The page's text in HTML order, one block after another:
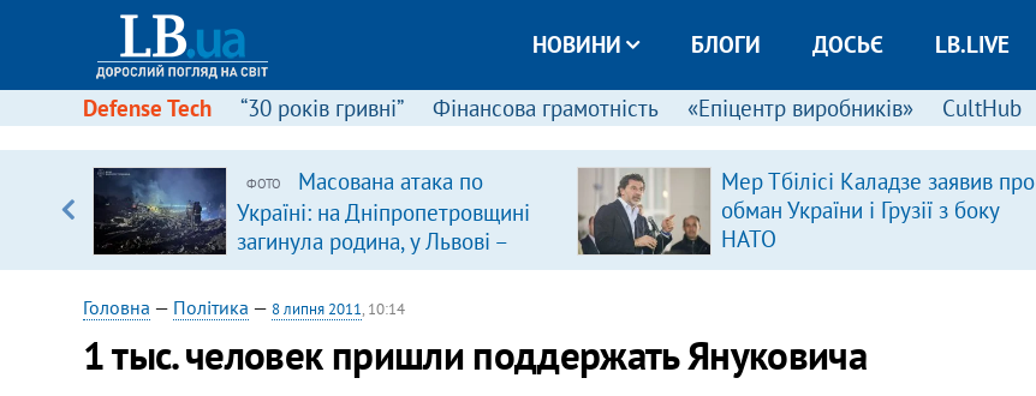
НОВИНИ БЛОГИ ДОСЬЄ LB.LIVE
Defense Tech “30 років гривні” Фінансова грамотність «Епіцентр виробників» CultHub
ФОТО
Масована атака по
Україні: на Дніпропетровщині
загинула родина, у Львові –
удар по багатоповерхівках
(доповнюється)
Мер Тбілісі Каладзе заявив про
обман України і Грузії з боку
НАТО
Головна — Політика — 8 липня 2011, 10:14
1 тыс. человек пришли поддержать Януковича